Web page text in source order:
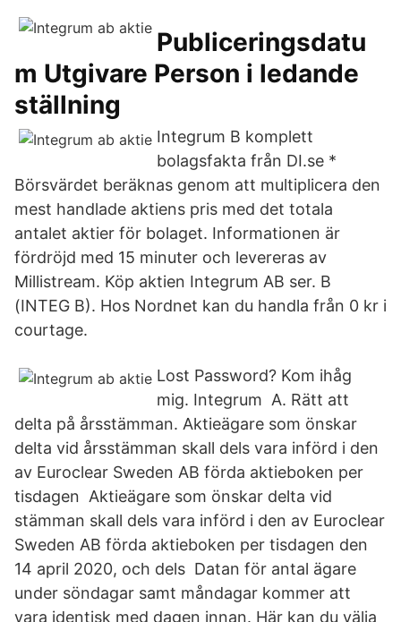
Publiceringsdatu
m Utgivare Person i ledande
ställning
Integrum B komplett
bolagsfakta från DI.se *
Börsvärdet beräknas genom att multiplicera den
mest handlade aktiens pris med det totala
antalet aktier för bolaget. Informationen är
fördröjd med 15 minuter och levereras av
Millistream. Köp aktien Integrum AB ser. B
(INTEG B). Hos Nordnet kan du handla från 0 kr i
courtage.
Lost Password? Kom ihåg
mig. Integrum A. Rätt att
delta på årsstämman. Aktieägare som önskar
delta vid årsstämman skall dels vara införd i den
av Euroclear Sweden AB förda aktieboken per
tisdagen Aktieägare som önskar delta vid
stämman skall dels vara införd i den av Euroclear
Sweden AB förda aktieboken per tisdagen den
14 april 2020, och dels​ Datan för antal ägare
under söndagar samt måndagar kommer att
vara identisk med dagen innan. Här kan du välja